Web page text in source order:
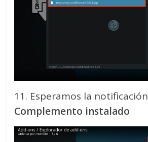
11. Esperamos la notificación
Complemento instalado